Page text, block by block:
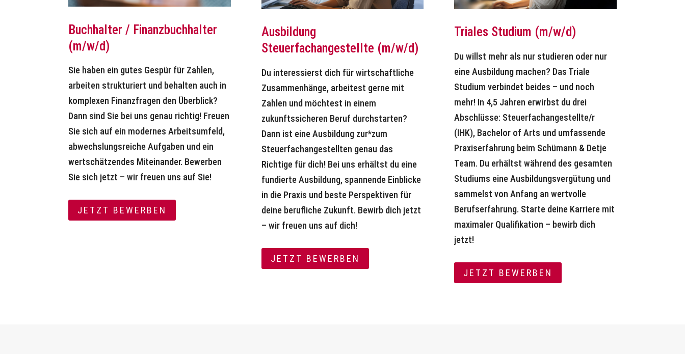
Buchhalter / Finanzbuchhalter
(m/w/d)
Sie haben ein gutes Gespür für Zahlen,
arbeiten strukturiert und behalten auch in
komplexen Finanzfragen den Überblick?
Dann sind Sie bei uns genau richtig! Freuen
Sie sich auf ein modernes Arbeitsumfeld,
abwechslungsreiche Aufgaben und ein
wertschätzendes Miteinander. Bewerben
Sie sich jetzt – wir freuen uns auf Sie!
JETZT BEWERBEN
Ausbildung
Steuerfachangestellte (m/w/d)
Du interessierst dich für wirtschaftliche
Zusammenhänge, arbeitest gerne mit
Zahlen und möchtest in einem
zukunftssicheren Beruf durchstarten?
Dann ist eine Ausbildung zur*zum
Steuerfachangestellten genau das
Richtige für dich! Bei uns erhältst du eine
fundierte Ausbildung, spannende Einblicke
in die Praxis und beste Perspektiven für
deine berufliche Zukunft. Bewirb dich jetzt
– wir freuen uns auf dich!
JETZT BEWERBEN
Triales Studium (m/w/d)
Du willst mehr als nur studieren oder nur
eine Ausbildung machen? Das Triale
Studium verbindet beides – und noch
mehr! In 4,5 Jahren erwirbst du drei
Abschlüsse: Steuerfachangestellte/r
(IHK), Bachelor of Arts und umfassende
Praxiserfahrung beim Schümann & Detje
Team. Du erhältst während des gesamten
Studiums eine Ausbildungsvergütung und
sammelst von Anfang an wertvolle
Berufserfahrung. Starte deine Karriere mit
maximaler Qualifikation – bewirb dich
jetzt!
JETZT BEWERBEN